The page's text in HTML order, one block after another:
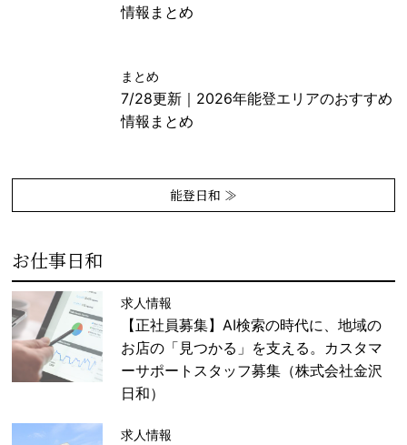
情報まとめ
まとめ
7/28更新｜2026年能登エリアのおすすめ
情報まとめ
能登日和 ≫
お仕事日和
求人情報
【正社員募集】AI検索の時代に、地域の
お店の「見つかる」を支える。カスタマ
ーサポートスタッフ募集（株式会社金沢
日和）
求人情報